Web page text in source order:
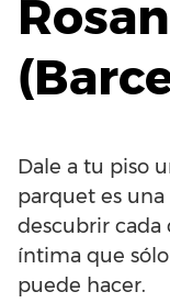
Dale a tu piso
parquet es
descubrir cada
íntima que
puede hacer.